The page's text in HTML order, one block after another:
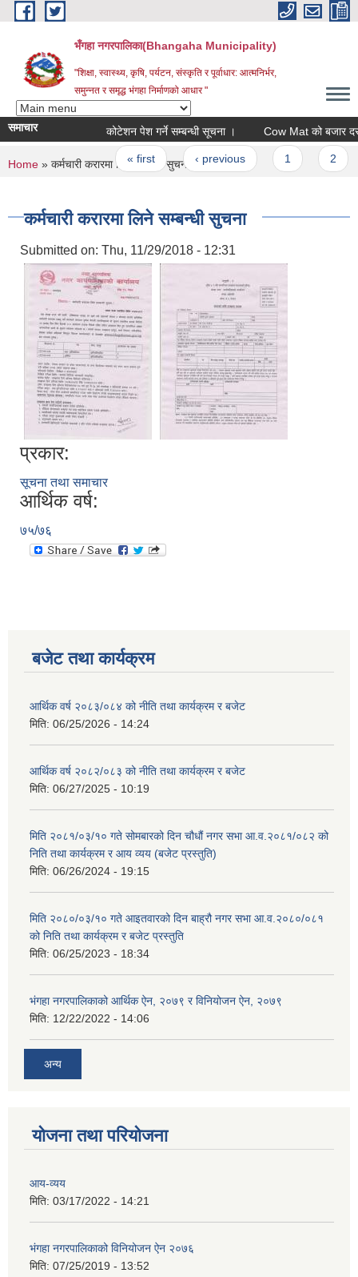
Skip to main content
भँगहा नगरपालिका(Bhangaha Municipality)
"शिक्षा, स्वास्थ्य, कृषि, पर्यटन, संस्कृति र पूर्वाधार: आत्मनिर्भर,
समुन्नत र समृद्ध भंगहा निर्माणको आधार "
समाचार कोटेशन पेश गर्ने सम्बन्धी सूचना । Cow Mat को बजार दररेट
Pages
« first ‹ previous
You are here
Home » कर्मचारी करारमा लिने सम्बन्धी सुचना
कर्मचारी करारमा लिने सम्बन्धी सुचना
Submitted on: Thu, 11/29/2018 - 12:31
प्रकार:
सूचना तथा समाचार
आर्थिक वर्ष:
७५/७६
बजेट तथा कार्यक्रम
आर्थिक वर्ष २०८३/०८४ को नीति तथा कार्यक्रम र बजेट
मिति: 06/25/2026 - 14:24
आर्थिक वर्ष २०८२/०८३ को नीति तथा कार्यक्रम र बजेट
मिति: 06/27/2025 - 10:19
मिति २०८१/०३/१० गते सोमबारको दिन चौधौं नगर सभा आ.व.२०८१/०८२ को
निति तथा कार्यक्रम र आय व्यय (बजेट प्रस्तुति)
मिति: 06/26/2024 - 19:15
मिति २०८०/०३/१० गते आइतवारको दिन बाह्रौ नगर सभा आ.व.२०८०/०८१
को निति तथा कार्यक्रम र बजेट प्रस्तुति
मिति: 06/25/2023 - 18:34
भंगहा नगरपालिकाको आर्थिक ऐन, २०७९ र विनियोजन ऐन, २०७९
मिति: 12/22/2022 - 14:06
अन्य
योजना तथा परियोजना
आय-व्यय
मिति: 03/17/2022 - 14:21
भंगहा नगरपालिकाको विनियोजन ऐन २०७६
मिति: 07/25/2019 - 13:52